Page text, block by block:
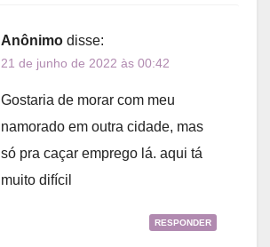
Anônimo disse:
21 de junho de 2022 às 00:42
Gostaria de morar com meu
namorado em outra cidade, mas
só pra caçar emprego lá. aqui tá
muito difícil
RESPONDER